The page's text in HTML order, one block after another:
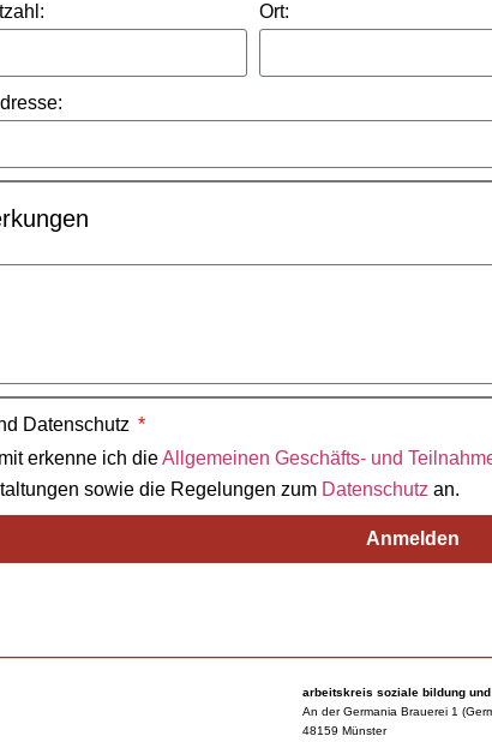
Ort:
Datenschutz
erkenne ich dieAllgemeinen Geschäfts- und
sowie die Regelungen zum Datenschutz an.
Anmelden
arbeitskreis soziale bildung und
An der Germania Brauerei 1
48159 Münster